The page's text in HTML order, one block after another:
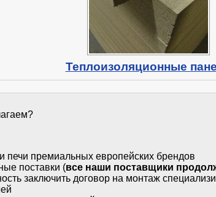
Теплоизоляционные
печи премиальных европейских брендов
поставки (все наши поставщики
заключить договор на монтаж